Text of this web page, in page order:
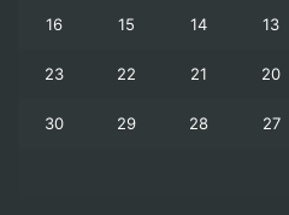
13
14
15
16
20
21
22
23
27
28
29
30